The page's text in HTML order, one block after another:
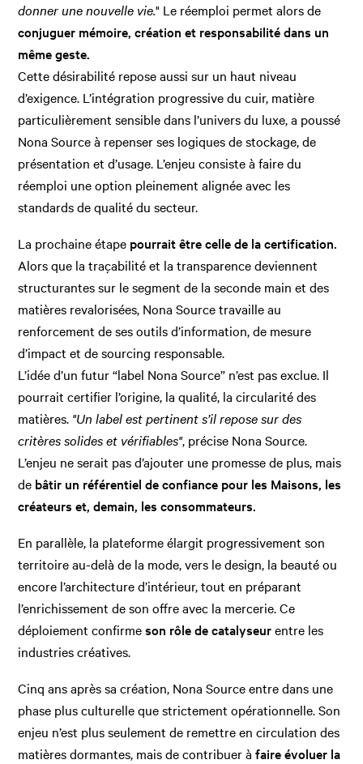
donner une nouvelle vie." Le réemploi permet alors de
conjuguer mémoire, création et responsabilité dans un
même geste.
Cette désirabilité repose aussi sur un haut niveau
d’exigence. L’intégration progressive du cuir, matière
particulièrement sensible dans l’univers du luxe, a poussé
Nona Source à repenser ses logiques de stockage, de
présentation et d’usage. L’enjeu consiste à faire du
réemploi une option pleinement alignée avec les
standards de qualité du secteur.
La prochaine étape pourrait être celle de la certification.
Alors que la traçabilité et la transparence deviennent
structurantes sur le segment de la seconde main et des
matières revalorisées, Nona Source travaille au
renforcement de ses outils d’information, de mesure
d’impact et de sourcing responsable.
L’idée d’un futur “label Nona Source” n’est pas exclue. Il
pourrait certifier l’origine, la qualité, la circularité des
matières. "Un label est pertinent s’il repose sur des
critères solides et vérifiables", précise Nona Source.
L’enjeu ne serait pas d’ajouter une promesse de plus, mais
de bâtir un référentiel de confiance pour les Maisons, les
créateurs et, demain, les consommateurs.
En parallèle, la plateforme élargit progressivement son
territoire au-delà de la mode, vers le design, la beauté ou
encore l’architecture d’intérieur, tout en préparant
l’enrichissement de son offre avec la mercerie. Ce
déploiement confirmeson rôle de catalyseurentre les
industries créatives.
Cinq ans après sa création, Nona Source entre dans une
phase plus culturelle que strictement opérationnelle. Son
enjeu n’est plus seulement de remettre en circulation des
matières dormantes, mais de contribuer àfaire évoluer la